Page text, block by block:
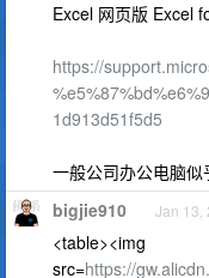
Excel 网页版 Excel
https://
1d913d51f5d5
一般公司办公电脑
bigjie910 Jan 13,
<table><img
src=https://